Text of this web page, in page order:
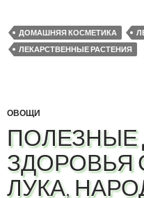
ДОМАШНЯЯ КОСМЕТИКА
ЛЕКАРСТВЕННЫЕ РАСТЕНИЯ
ОВОЩИ
ПОЛЕЗНЫЕ
ЗДОРОВЬЯ
ЛУКА,